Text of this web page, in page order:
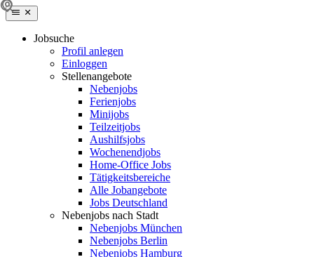
Jobsuche
Profil anlegen
Einloggen
Stellenangebote
Nebenjobs
Ferienjobs
Minijobs
Teilzeitjobs
Aushilfsjobs
Wochenendjobs
Home-Office Jobs
Tätigkeitsbereiche
Alle Jobangebote
Jobs Deutschland
Nebenjobs nach Stadt
Nebenjobs München
Nebenjobs Berlin
Nebenjobs Hamburg